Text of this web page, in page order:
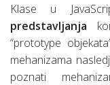
Klase u
predstavljanja
“prototype
mehanizama
poznati